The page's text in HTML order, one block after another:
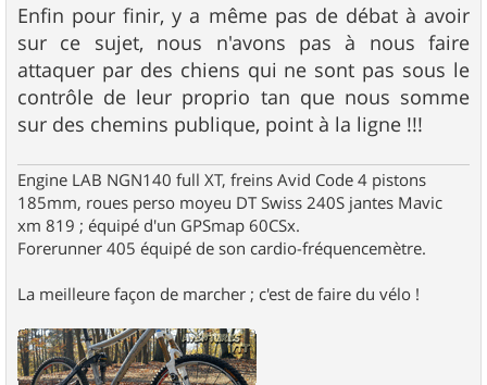
Enfin pour finir, y a même pas de débat à avoir
sur ce sujet, nous n'avons pas à nous faire
attaquer par des chiens qui ne sont pas sous le
contrôle de leur proprio tan que nous somme
sur des chemins publique, point à la ligne !!!
Engine LAB NGN140 full XT, freins Avid Code 4 pistons
185mm, roues perso moyeu DT Swiss 240S jantes Mavic
xm 819 ; équipé d'un GPSmap 60CSx.
Forerunner 405 équipé de son cardio-fréquencemètre.
La meilleure façon de marcher ; c'est de faire du vélo !